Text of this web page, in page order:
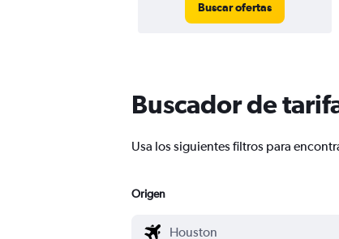
Buscar ofertas
Buscador de
Usa los siguientes filtros para
Origen